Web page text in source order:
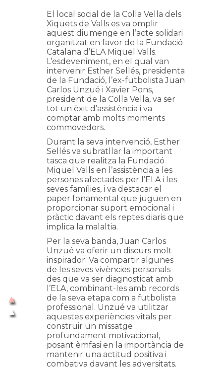
El local social de la Colla Vella dels
Xiquets de Valls es va omplir
aquest diumenge en l’acte solidari
organitzat en favor de la Fundació
Catalana d’ELA Miquel Valls.
L’esdeveniment, en el qual van
intervenir Esther Sellés, presidenta
de la Fundació, l’ex-futbolista Juan
Carlos Unzué i Xavier Pons,
president de la Colla Vella, va ser
tot un èxit d’assistència i va
comptar amb molts moments
commovedors.
Durant la seva intervenció, Esther
Sellés va subratllar la important
tasca que realitza la Fundació
Miquel Valls en l’assistència a les
persones afectades per l’ELA i les
seves famílies, i va destacar el
paper fonamental que juguen en
proporcionar suport emocional i
pràctic davant els reptes diaris que
implica la malaltia.
Per la seva banda, Juan Carlos
Unzué va oferir un discurs molt
inspirador. Va compartir algunes
de les seves vivències personals
des que va ser diagnosticat amb
l’ELA, combinant-les amb records
de la seva etapa com a futbolista
professional. Unzué va utilitzar
aquestes experiències vitals per
construir un missatge
profundament motivacional,
posant èmfasi en la importància de
mantenir una actitud positiva i
combativa davant les adversitats.